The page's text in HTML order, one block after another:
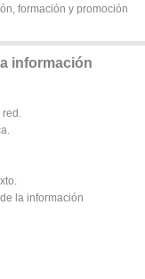
formación y promoción
información
la información